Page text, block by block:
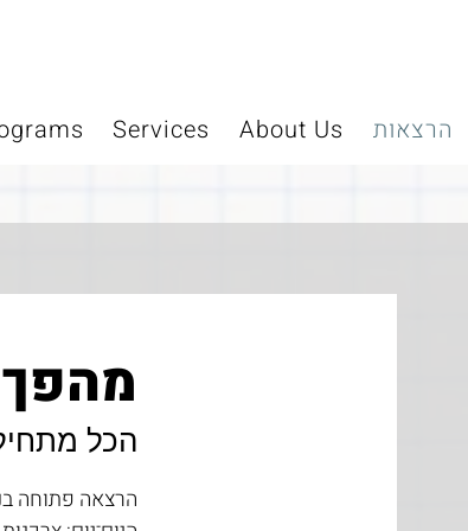
Services About Us
הרצאות
הכל
הרצאה פתוחה